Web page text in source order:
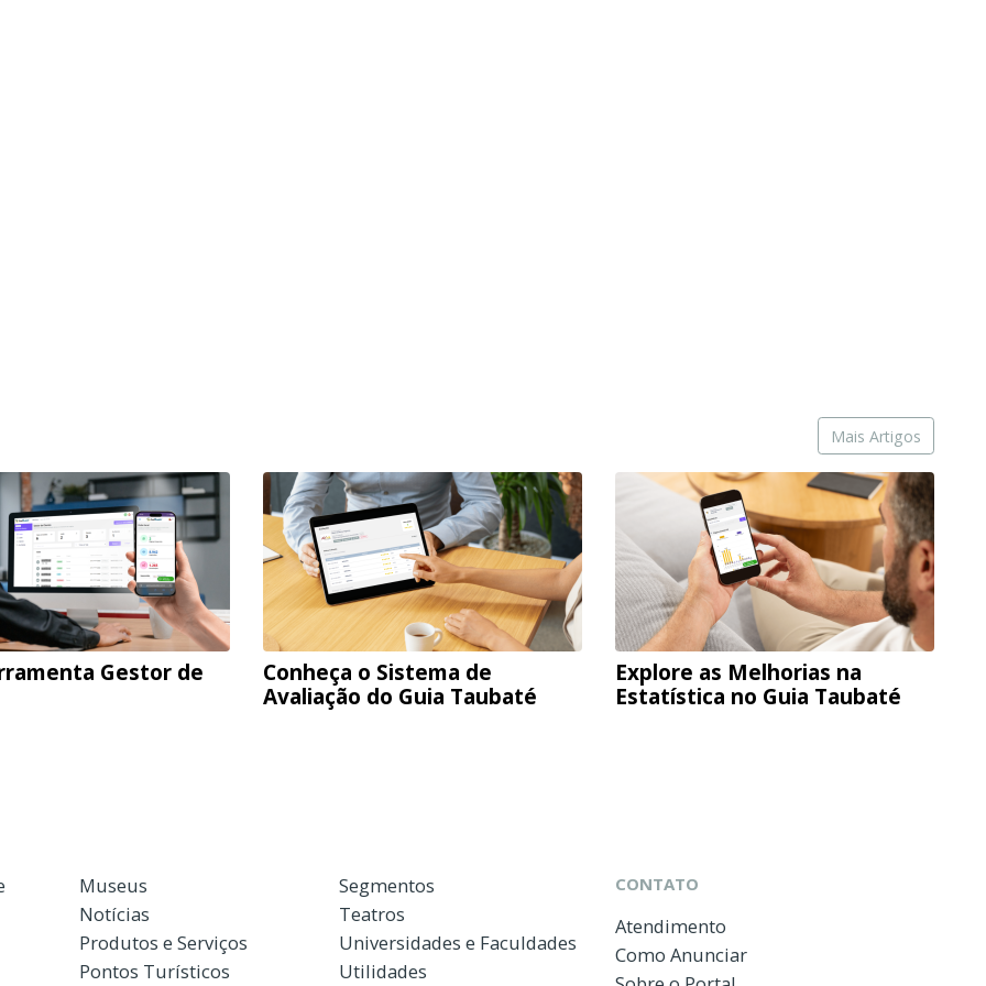
Mais Artigos
Gestor de
Conheça o Sistema de
Avaliação do Guia Taubaté
Explore as Melhorias na
Estatística no Guia Taubaté
Museus
Notícias
Produtos e Serviços
Pontos Turísticos
Segmentos
Teatros
Universidades e Faculdades
Utilidades
CONTATO
Atendimento
Como Anunciar